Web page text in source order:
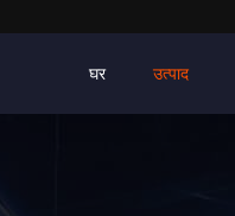
घर उत्पाद